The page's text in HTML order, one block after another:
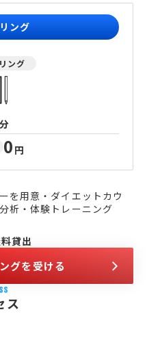
ング
ング
分
0 円
を用意・ダイエットカウ
析・体験トレーニング
貸出
グを受ける
ス